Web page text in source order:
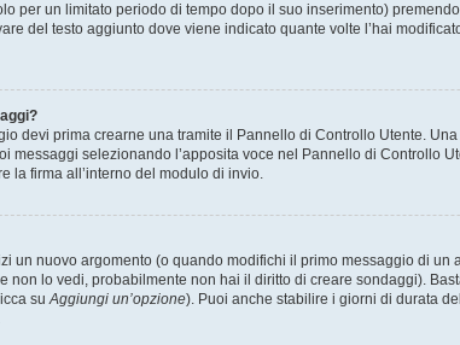
per un limitato periodo di tempo dopo il suo inserimento)
del testo aggiunto dove viene indicato quante volte l’hai
devi prima crearne una tramite il Pannello di Controllo Utente.
messaggi selezionando l’apposita voce nel Pannello di Controllo
la firma all’interno del modulo di invio.
un nuovo argomento (o quando modifichi il primo messaggio di
non lo vedi, probabilmente non hai il diritto di creare sondaggi).
suAggiungi un’opzione). Puoi anche stabilire i giorni di durata